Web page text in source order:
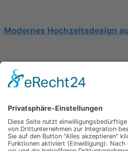
Modernes Hochzeitsdesign
Hochzeit am Gardasee auf
Impressum
Werbung
About